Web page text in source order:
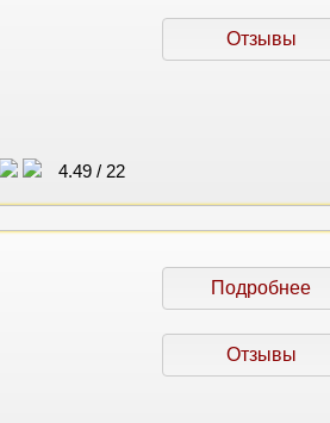
4.49/ 22
Отзывы
Подробнее
Отзывы